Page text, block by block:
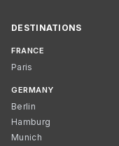
DESTINATIONS
FRANCE
Paris
GERMANY
Berlin
Hamburg
Munich